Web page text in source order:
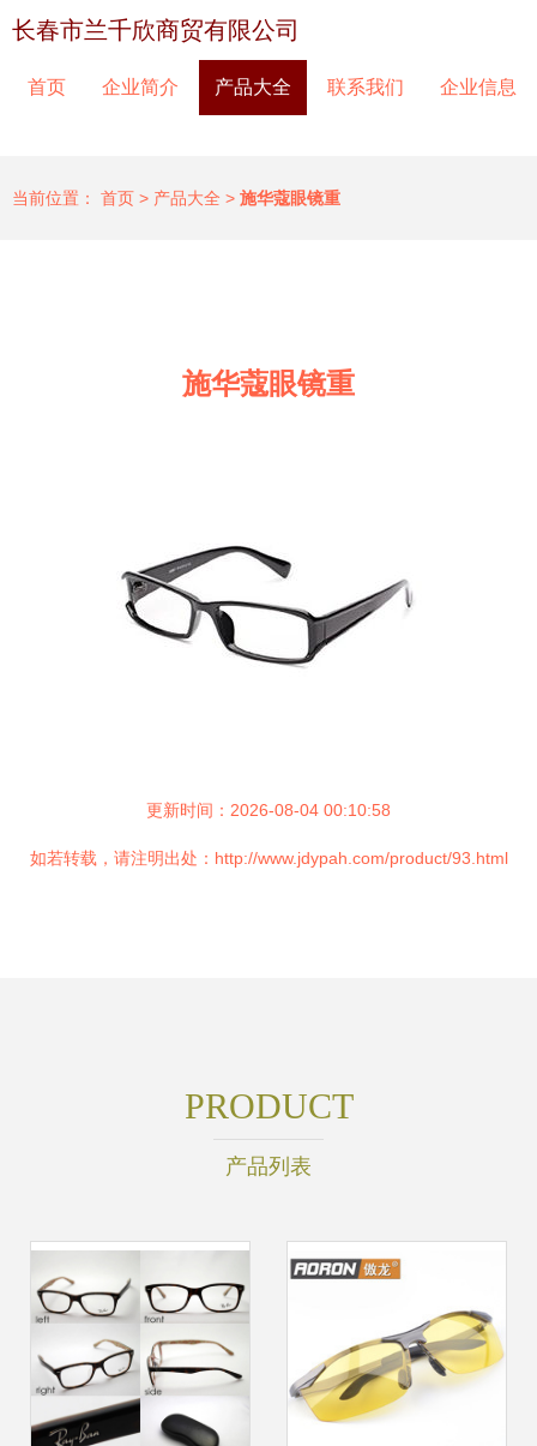
长春市兰千欣商贸有限公司
首页 企业简介 产品大全 联系我们 企业信息
当前位置： 首页 > 产品大全 > 施华蔻眼镜重
施华蔻眼镜重
更新时间：2026-08-04 00:10:58
如若转载，请注明出处：http://www.jdypah.com/product/93.html
PRODUCT
产品列表